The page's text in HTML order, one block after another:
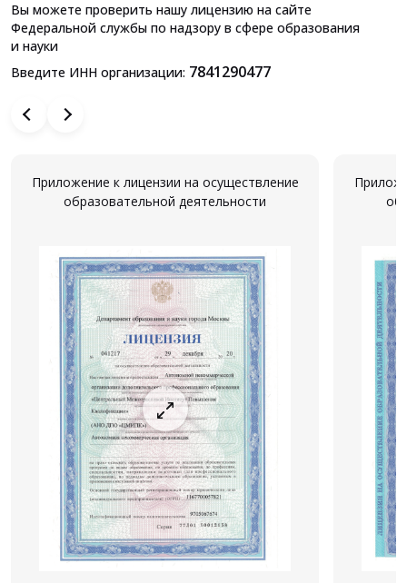
Вы можете проверить нашу лицензию на сайте
Федеральной службы по надзору в сфере образования
и науки
Введите ИНН организации: 7841290477
Приложение к лицензии на осуществление
образовательной деятельности